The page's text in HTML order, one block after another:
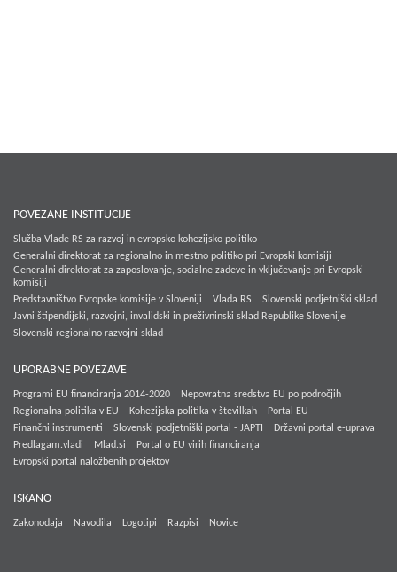
POVEZANE INSTITUCIJE
Služba Vlade RS za razvoj in evropsko kohezijsko politiko
Generalni direktorat za regionalno in mestno politiko pri Evropski komisiji
Generalni direktorat za zaposlovanje, socialne zadeve in vključevanje pri Evropski
komisiji
Predstavništvo Evropske komisije v Sloveniji
Vlada RS
Slovenski podjetniški sklad
Javni štipendijski, razvojni, invalidski in preživninski sklad Republike Slovenije
Slovenski regionalno razvojni sklad
UPORABNE POVEZAVE
Programi EU financiranja 2014-2020
Nepovratna sredstva EU po področjih
Regionalna politika v EU
Kohezijska politika v številkah
Portal EU
Finančni instrumenti
Slovenski podjetniški portal - JAPTI
Državni portal e-uprava
Predlagam.vladi
Mlad.si
Portal o EU virih financiranja
Evropski portal naložbenih projektov
ISKANO
Zakonodaja Navodila Logotipi Razpisi Novice